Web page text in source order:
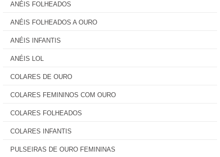
ANÉIS FOLHEADOS
ANÉIS FOLHEADOS A OURO
ANÉIS INFANTIS
ANÉIS LOL
COLARES DE OURO
COLARES FEMININOS COM OURO
COLARES FOLHEADOS
COLARES INFANTIS
PULSEIRAS DE OURO FEMININAS